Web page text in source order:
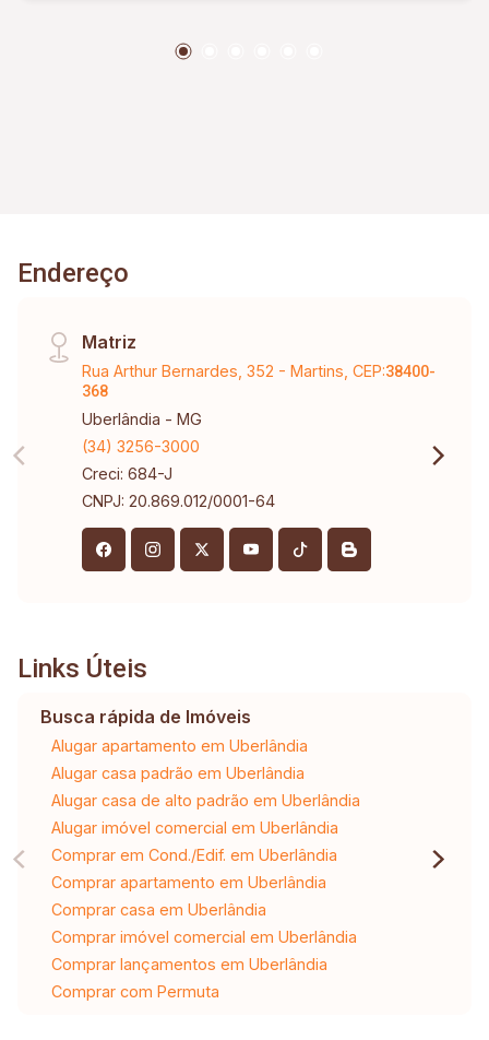
Endereço
Matriz
Rua Arthur Bernardes, 352 - Martins, CEP:38400-
368
Uberlândia - MG
(34) 3256-3000
Creci: 684-J
CNPJ: 20.869.012/0001-64
Links Úteis
Busca rápida de Imóveis
Alugar apartamento em Uberlândia
Alugar casa padrão em Uberlândia
Alugar casa de alto padrão em Uberlândia
Alugar imóvel comercial em Uberlândia
Comprar em Cond./Edif. em Uberlândia
Comprar apartamento em Uberlândia
Comprar casa em Uberlândia
Comprar imóvel comercial em Uberlândia
Comprar lançamentos em Uberlândia
Comprar com Permuta